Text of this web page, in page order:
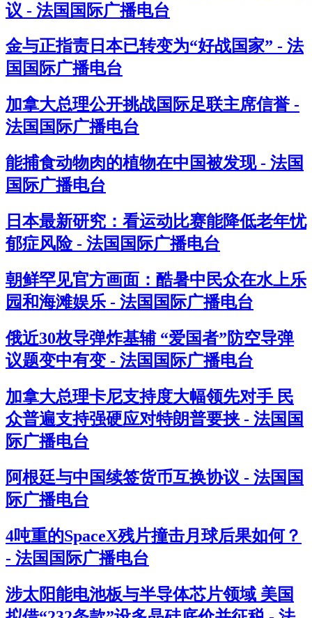
议 - 法国国际广播电台
金与正指责日本已转变为“好战国家” - 法
国国际广播电台
加拿大总理公开挑战国际足联主席信誉 -
法国国际广播电台
能捕食动物肉的植物在中国被发现 - 法国
国际广播电台
日本最新研究：看运动比赛能降低老年忧
郁症风险 - 法国国际广播电台
朝鲜罕见官方画面：酷暑中民众在水上乐
园和海滩娱乐 - 法国国际广播电台
俄近30枚导弹炸基辅 “爱国者”防空导弹
议题变中有变 - 法国国际广播电台
加拿大总理卡尼支持度大幅领先对手 民
众普遍支持强硬应对特朗普要挟 - 法国国
际广播电台
阿根廷与中国续签货币互换协议 - 法国国
际广播电台
4吨重的SpaceX残片撞击月球后果如何？
- 法国国际广播电台
涉太阳能电池板与半导体芯片领域 美国